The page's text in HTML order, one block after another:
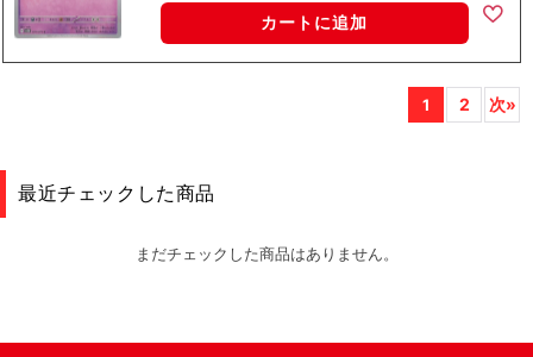
カートに追加
1 2 次»
最近チェックした商品
まだチェックした商品はありません。